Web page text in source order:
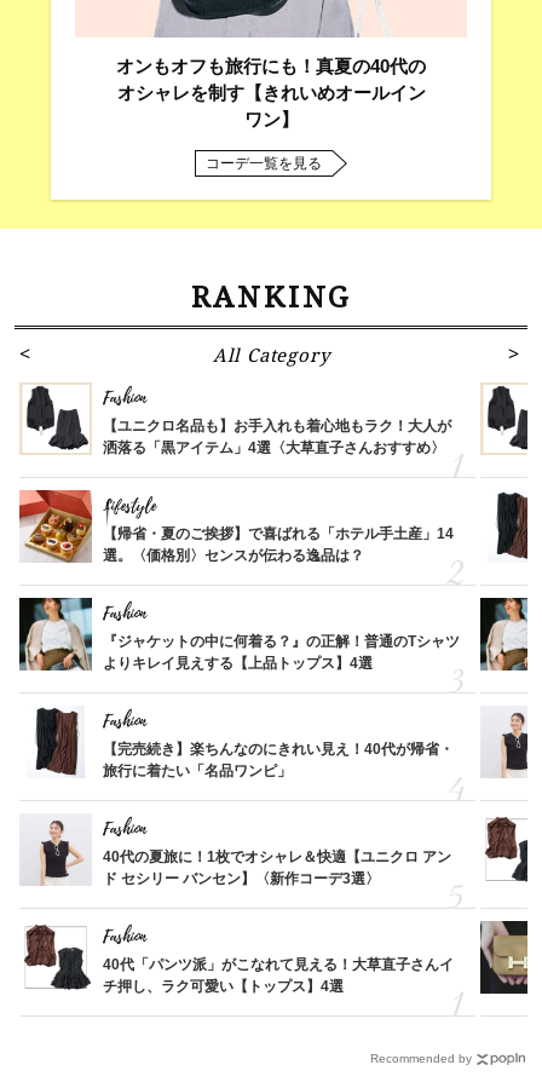
オンもオフも旅行にも！真夏の40代の
オシャレを制す【きれいめオールイン
ワン】
コーデ一覧を見る
RANKING
All Category
Fashion
【ユニクロ名品も】お手入れも着心地もラク！大人が
洒落る「黒アイテム」4選〈大草直子さんおすすめ〉
Lifestyle
【帰省・夏のご挨拶】で喜ばれる「ホテル手土産」14
選。〈価格別〉センスが伝わる逸品は？
Fashion
『ジャケットの中に何着る？』の正解！普通のTシャツ
よりキレイ見えする【上品トップス】4選
Fashion
【完売続き】楽ちんなのにきれい見え！40代が帰省・
旅行に着たい「名品ワンピ」
Fashion
40代の夏旅に！1枚でオシャレ＆快適【ユニクロ アン
ド セシリー バンセン】〈新作コーデ3選〉
Fashion
40代「パンツ派」がこなれて見える！大草直子さんイ
チ押し、ラク可愛い【トップス】4選
Recommended by